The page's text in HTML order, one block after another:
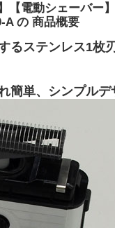
【電動シェーバー
A の 商品概要
るステンレス1枚刃
簡単、シンプルデ